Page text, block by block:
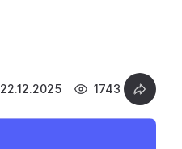
22.12.2025 1743